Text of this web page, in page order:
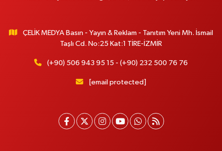
ÇELİK MEDYA Basın - Yayın & Reklam - Tanıtım Yeni Mh. İsmail
Taşlı Cd. No:25 Kat:1 TİRE-İZMİR
(+90) 506 943 95 15 - (+90) 232 500 76 76
[email protected]